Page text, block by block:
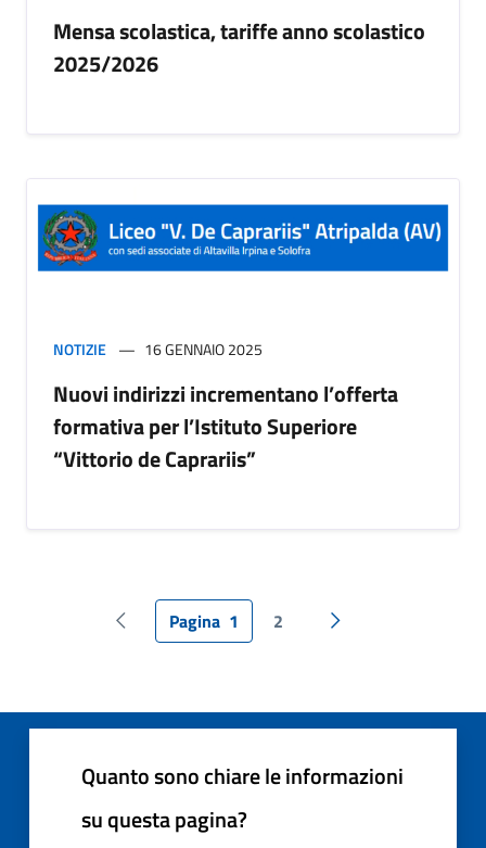
Mensa scolastica, tariffe anno scolastico
2025/2026
NOTIZIE 16 GENNAIO 2025
Nuovi indirizzi incrementano l’offerta
formativa per l’Istituto Superiore
“Vittorio de Caprariis”
Pagina precedente
Pagina 1 2
Pagina successiva
Quanto sono chiare le informazioni
su questa pagina?